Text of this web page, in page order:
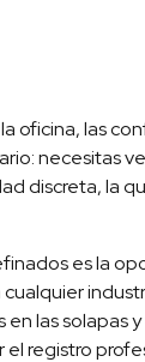
oficina, las
necesitas
discreta, la
es la
las solapas
registro